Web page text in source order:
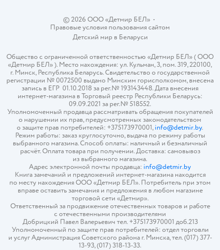
© 2026 ООО «Детмир БЕЛ»•
Правовые условия пользования сайтом
Детский мир в Беларуси
Общество с ограниченной ответственностью «Детмир БЕЛ» ( ООО
«Детмир БЕЛ» ). Место нахождения: ул. Кульман, 3, пом. 319, 220100,
г. Минск, Республика Беларусь. Свидетельство о государственной
регистрации № 0072500 выдано Минским горисполкомом, внесена
запись в ЕГР 01.10.2018 за рег.№ 193143448. Дата внесения
интернет-магазина в Торговый реестр Республики Беларусь:
09.09.2021 за рег.№ 518552.
Уполномоченный продавца рассматривать обращения покупателей
о нарушении их прав, предусмотренных законодательством
о защите прав потребителей: +375173970001,info@detmir.by.
Режим работы: заказ круглосуточно, выдача по режиму работы
выбранного магазина. Способ оплаты: наличный и безналичный
расчёт. Оплата товара при получении. Доставка: самовывоз
из выбранного магазина.
Адрес электронной почты продавца: info@detmir.by
Книга замечаний и предложений интернет-магазина находится
по месту нахождения ООО «Детмир БЕЛ». Потребитель при этом
вправе оставить замечания и предложения в любом магазине
торговой сети «Детмир».
Ответственный за продвижение отечественных товаров и работе
с отечественными производителями
Добрицкий Павел Валерьевич тел. +375173970001 доб.213
Уполномоченный по защите прав потребителей: отдел торговли
и услуг Администрация Советского района г. Минска, тел. (017) 377-
13-93, (017) 318-13-33.